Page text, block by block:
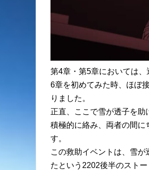
第4章・第5章においては
6章を初めてみた時、ほぼ
りました。
正直、ここで雪が透子を
積極的に絡み、両者の間に
す。
この救助イベントは、雪
たという2202後半のスト